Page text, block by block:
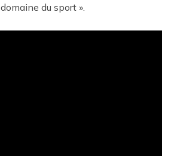
du sport ».